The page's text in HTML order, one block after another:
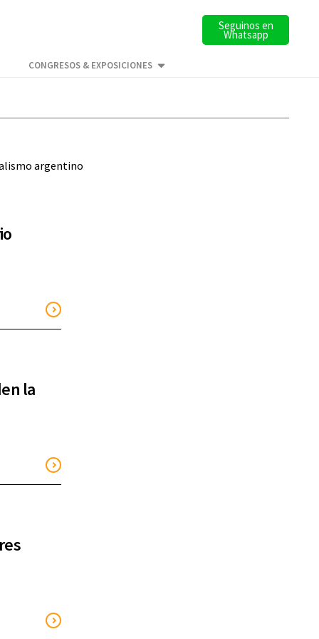
Seguinos en
Whatsapp
CONGRESOS & EXPOSICIONES
argentino
la